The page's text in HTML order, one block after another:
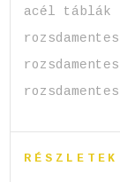
acél táblák
RÉSZLETEK